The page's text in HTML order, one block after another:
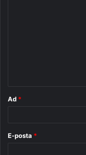
Ad *
E-posta *